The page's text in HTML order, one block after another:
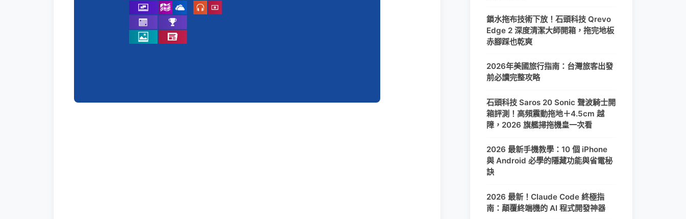
鎖水拖布技術下放！石頭科技 Qrevo
Edge 2 深度清潔大師開箱，拖完地板
赤腳踩也乾爽
2026年美國旅行指南：台灣旅客出發
前必讀完整攻略
石頭科技 Saros 20 Sonic 聲波騎士開
箱評測！高頻震動拖地＋4.5cm 越
障，2026 旗艦掃拖機皇一次看
2026 最新手機教學：10 個 iPhone
與 Android 必學的隱藏功能與省電秘
訣
2026 最新！Claude Code 終極指
南：顛覆終端機的 AI 程式開發神器